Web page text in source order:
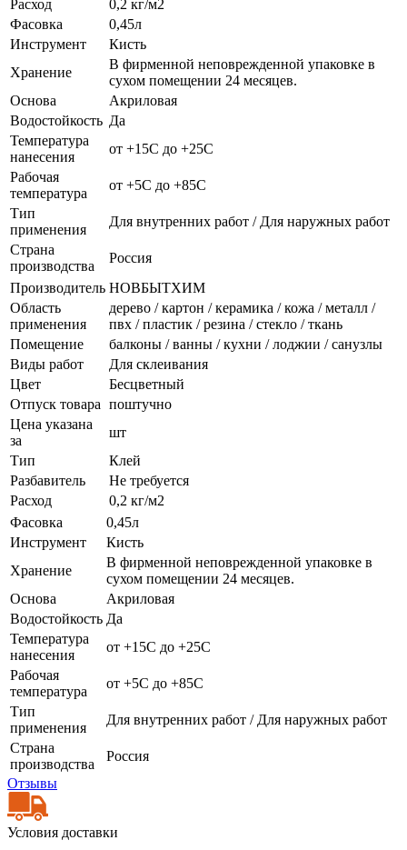
Расход
0,2 кг/м2
Фасовка
0,45л
Инструмент
Кисть
Хранение
В фирменной неповрежденной упаковке в
сухом помещении 24 месяцев.
Основа
Акриловая
Водостойкость Да
Температура
нанесения
от +15C до +25C
Рабочая
температура
от +5C до +85C
Тип
применения
Для внутренних работ / Для наружных работ
Страна
производства
Россия
Производитель НОВБЫТХИМ
Область
применения
дерево / картон / керамика / кожа / металл /
пвх / пластик / резина / стекло / ткань
Помещение
балконы / ванны / кухни / лоджии / санузлы
Виды работ
Для склеивания
Цвет
Бесцветный
Отпуск товара поштучно
Цена указана
за
шт
Тип
Клей
Разбавитель
Не требуется
Расход
0,2 кг/м2
Фасовка
0,45л
Инструмент
Кисть
Хранение
В фирменной неповрежденной упаковке в
сухом помещении 24 месяцев.
Основа
Акриловая
Водостойкость Да
Температура
нанесения
от +15C до +25C
Рабочая
температура
от +5C до +85C
Тип
применения
Для внутренних работ / Для наружных работ
Страна
производства
Россия
Отзывы
Условия доставки